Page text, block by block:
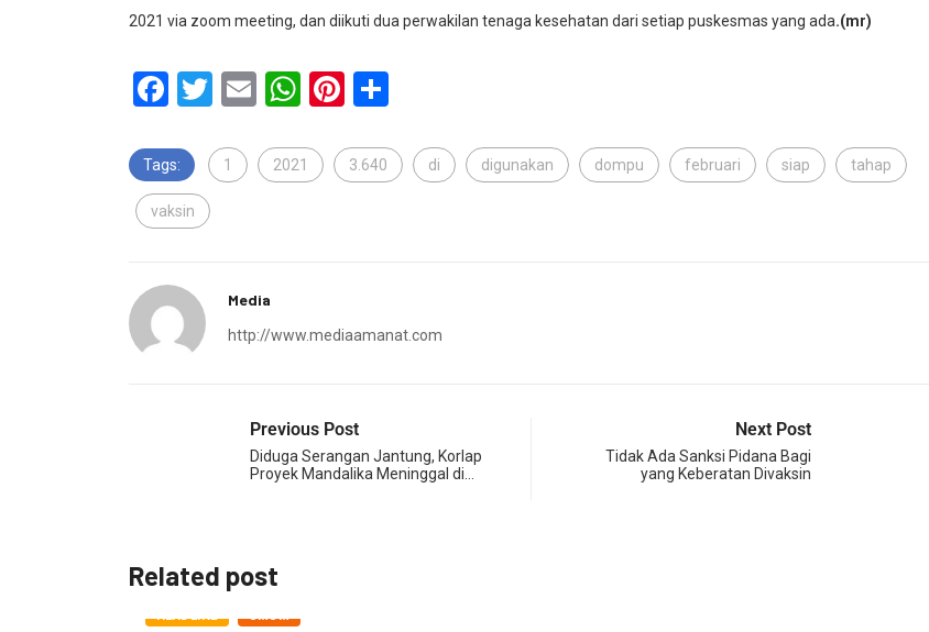
2021 via zoom meeting, dan diikuti dua perwakilan tenaga kesehatan dari setiap puskesmas yang ada.(mr)
Facebook
Twitter
EmailWhatsApp
Pinterest
Tags: 1 2021 3.640 di digunakan dompu februari siap tahap
vaksin
Media
http://www.mediaamanat.com
Previous Post
Diduga Serangan Jantung, Korlap
Proyek Mandalika Meninggal di…
Next Post
Tidak Ada Sanksi Pidana Bagi
yang Keberatan Divaksin
Related post
HEADLINE UMUM